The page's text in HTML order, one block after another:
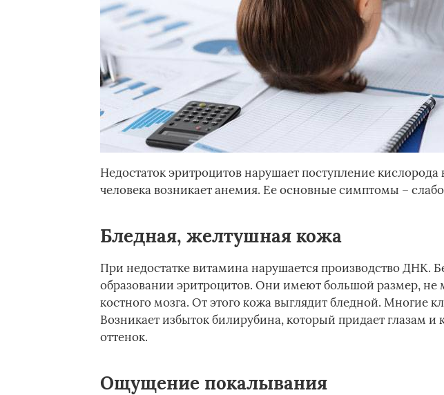
Недостаток эритроцитов нарушает поступление кислорода
человека возникает анемия. Ее основные симптомы –
Бледная, желтушная кожа
При недостатке витамина нарушается производство ДНК.
образовании эритроцитов. Они имеют большой размер, не
костного мозга. От этого кожа выглядит бледной. Многие
Возникает избыток билирубина, который придает глазам
оттенок.
Ощущение покалывания